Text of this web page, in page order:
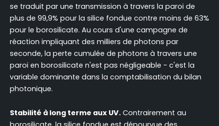
se traduit par une transmission à travers la paroi de
plus de 99,9% pour la silice fondue contre moins de 63%
pour le borosilicate. Au cours d'une campagne de
réaction impliquant des milliers de photons par
seconde, la perte cumulée de photons à travers une
paroi en borosilicate n'est pas négligeable - c'est la
variable dominante dans la comptabilisation du bilan
photonique.
Stabilité à long terme aux UV. Contrairement au